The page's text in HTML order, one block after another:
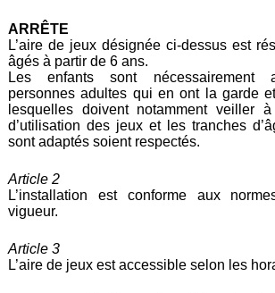
ARRÊTE
L’aire de jeux désignée ci-dessus est
âgés à partir de 6 ans.
Les enfants sont nécessairement
personnes adultes qui en ont la garde
lesquelles doivent notamment veiller
d’utilisation des jeux et les tranches
sont adaptés soient respectés.
Article 2
L’installation est conforme aux
vigueur.
Article 3
L’aire de jeux est accessible selon les